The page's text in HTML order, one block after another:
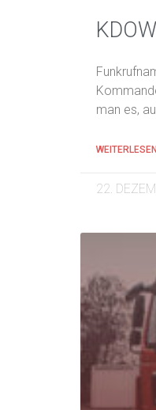
man es,
22.